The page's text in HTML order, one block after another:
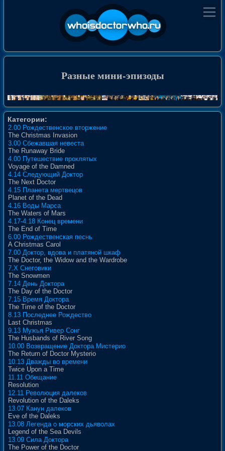
Разные мини-эпизоды
Категории:
2.00 Рождественское вторжение
The Christmas Invasion
3.00 Сбежавшая невеста
The Runaway Bride
4.00 Путешествие проклятых
Voyage of the Damned
4.14 Следующий Доктор
The Next Doctor
4.15 Планета мертвецов
Planet of the Dead
4.16 Воды Марса
The Waters of Mars
4.17-4.18 Конец времени
The End of Time
6.00 Рождественская песнь
A Christmas Carol
7.00 Доктор, вдова и платяной шкаф
The Doctor, the Widow and the Wardrobe
7.X Снеговики
The Snowmen
7.14 День Доктора
The Day of the Doctor
7.15 Время Доктора
The Time of the Doctor
8.13 Последнее Рождество
Last Christmas
9.13 Мужья Ривер Сонг
The Husbands of River Song
10.00 Возвращение Доктора Мистерио
The Return of Doctor Mysterio
10.13 Дважды во времени
Twice Upon a Time
11.11 Обещание
Resolution
12.11 Революция далеков
Revolution of the Daleks
13.07 Канун далеков
Eve of the Daleks
13.08 Легенда о морских дьяволах
Legend of the Sea Devils
13.09 Сила Доктора
The Power of the Doctor